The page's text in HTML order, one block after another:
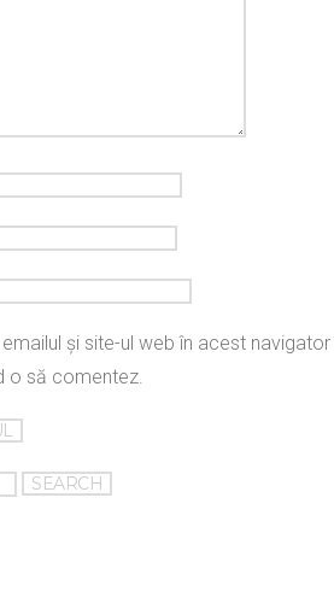
și site-ul web în acest navigator
o să comentez.